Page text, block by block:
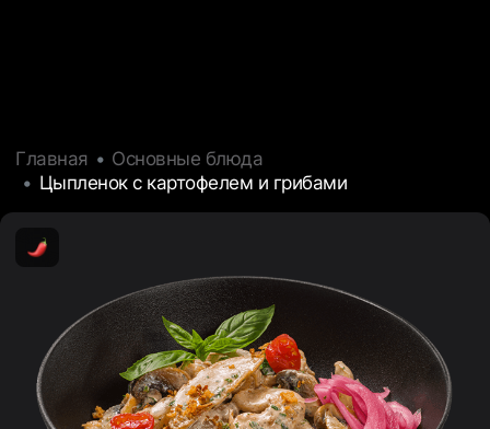
Главная
Основные блюда
Цыпленок с картофелем и грибами